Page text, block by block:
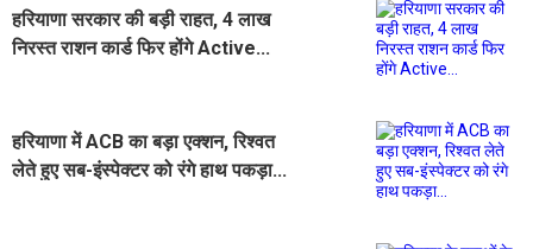
हरियाणा सरकार की बड़ी राहत, 4 लाख
निरस्त राशन कार्ड फिर होंगे Active...
हरियाणा में ACB का बड़ा एक्शन, रिश्वत
लेते हुए सब-इंस्पेक्टर को रंगे हाथ पकड़ा...